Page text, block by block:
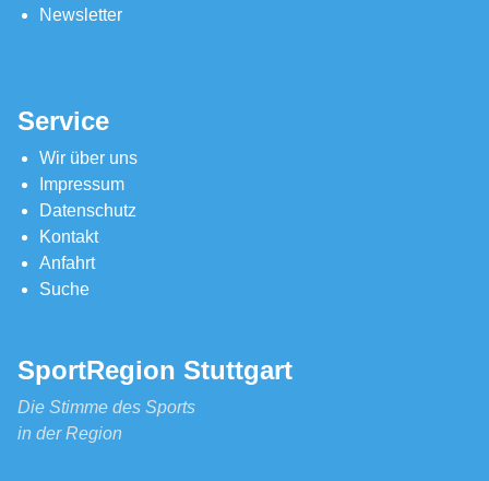
Newsletter
Service
Wir über uns
Impressum
Datenschutz
Kontakt
Anfahrt
Suche
SportRegion Stuttgart
Die Stimme des Sports
in der Region